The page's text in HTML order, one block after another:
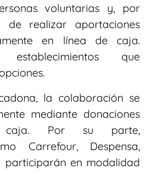
voluntarias y, por
de realizar aportaciones
en línea de caja.
que
la colaboración se
mediante donaciones
caja. Por su parte,
Carrefour, Despensa,
participarán en modalidad